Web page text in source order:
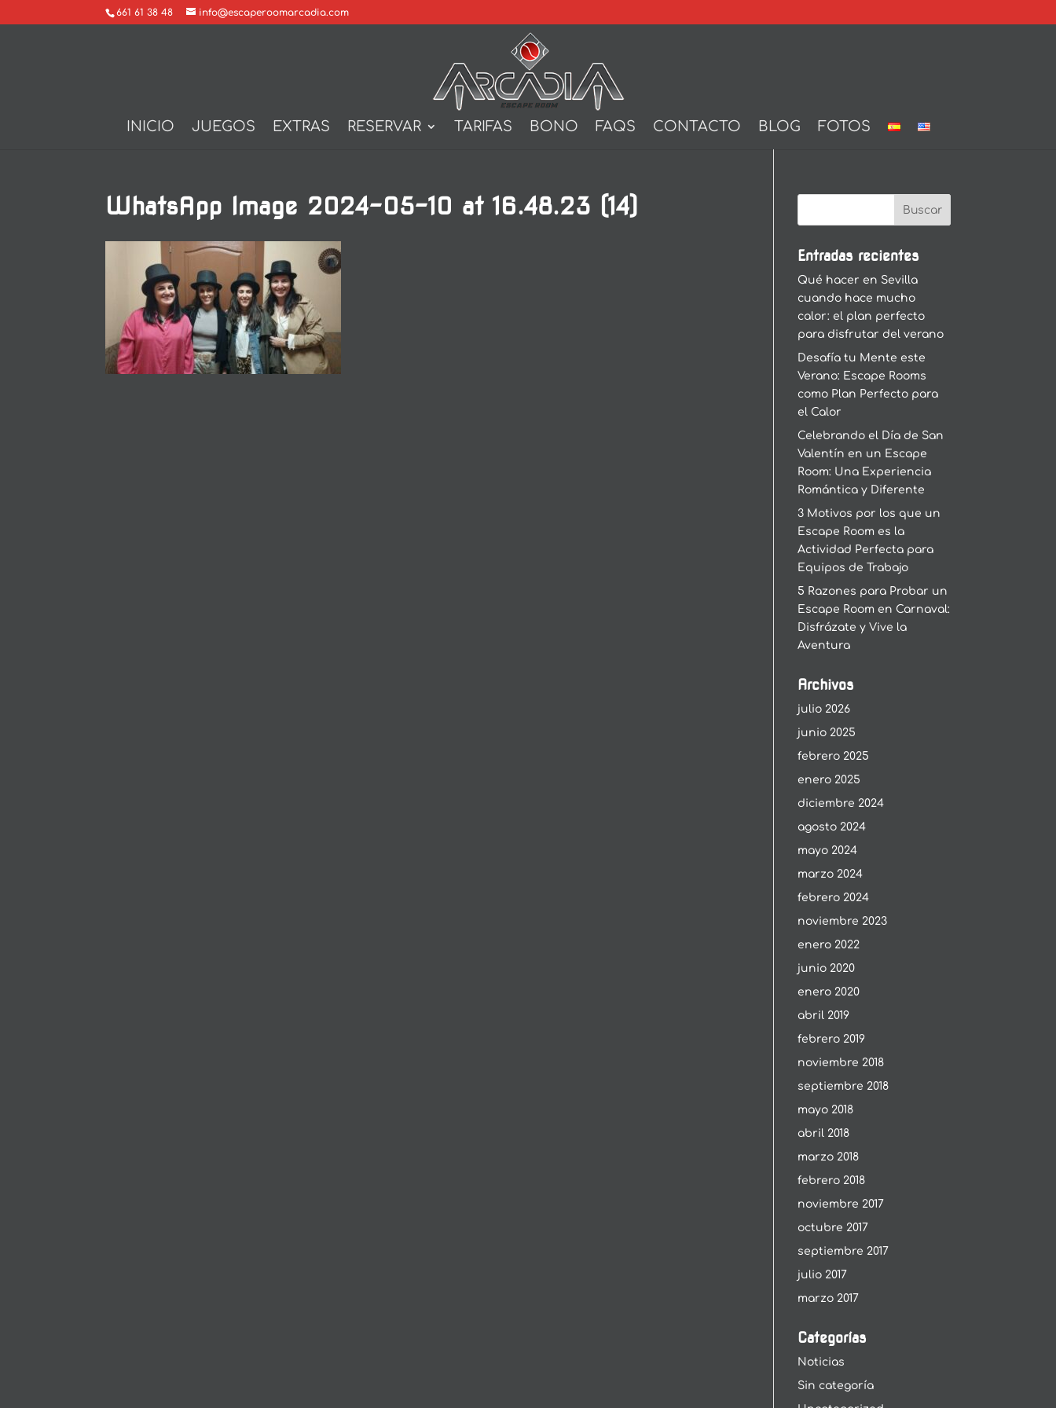
661 61 38 48 info@escaperoomarcadia.com
INICIO JUEGOS EXTRAS RESERVAR TARIFAS BONO FAQS CONTACTO BLOG FOTOS
WhatsApp Image 2024-05-10 at 16.48.23 (14)
Entradas recientes
Qué hacer en Sevilla
cuando hace mucho
calor: el plan perfecto
para disfrutar del verano
Desafía tu Mente este
Verano: Escape Rooms
como Plan Perfecto para
el Calor
Celebrando el Día de San
Valentín en un Escape
Room: Una Experiencia
Romántica y Diferente
3 Motivos por los que un
Escape Room es la
Actividad Perfecta para
Equipos de Trabajo
5 Razones para Probar un
Escape Room en Carnaval:
Disfrázate y Vive la
Aventura
Archivos
julio 2026
junio 2025
febrero 2025
enero 2025
diciembre 2024
agosto 2024
mayo 2024
marzo 2024
febrero 2024
noviembre 2023
enero 2022
junio 2020
enero 2020
abril 2019
febrero 2019
noviembre 2018
septiembre 2018
mayo 2018
abril 2018
marzo 2018
febrero 2018
noviembre 2017
octubre 2017
septiembre 2017
julio 2017
marzo 2017
Categorías
Noticias
Sin categoría